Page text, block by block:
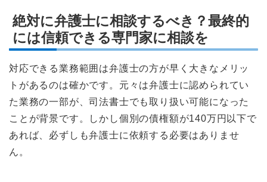
絶対に弁護士に相談するべき？最終的
には信頼できる専門家に相談を
対応できる業務範囲は弁護士の方が早く大きなメリッ
トがあるのは確かです。元々は弁護士に認められてい
た業務の一部が、司法書士でも取り扱い可能になった
ことが背景です。しかし個別の債権額が140万円以下で
あれば、必ずしも弁護士に依頼する必要はありませ
ん。